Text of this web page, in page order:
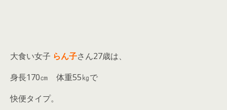
大食い女子 らん子さん27歳は、
身長170㎝ 体重55㎏で
快便タイプ。